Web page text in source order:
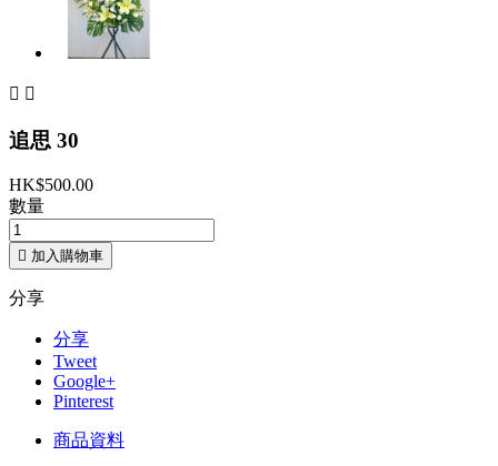
 
追思 30
HK$500.00
數量
 加入購物車
分享
分享
Tweet
Google+
Pinterest
商品資料